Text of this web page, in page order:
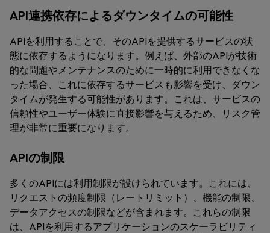
API連携依存によるダウンタイムの可能性
APIを利用することで、そのAPIを提供するサービスの状
態に依存するようになります。例えば、外部のAPIが技術
的な問題やメンテナンスのために一時的に利用できなくな
った場合、これに依存するサービスも影響を受け、ダウン
タイムが発生する可能性があります。これは、サービスの
信頼性やユーザー体験に直接影響を与えるため、リスク管
理が非常に重要になります。
APIの制限
多くのAPIには利用制限が設けられています。これには、
リクエストの頻度制限（レートリミット）、機能の制限、
データアクセスの制限などが含まれます。これらの制限
は、APIを利用するアプリケーションのスケーラビリティ